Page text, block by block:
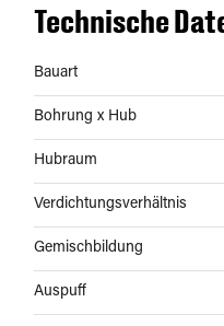
Technische
Bauart
Bohrung x Hub
Hubraum
Verdichtungsverhältnis
Gemischbildung
Auspuff